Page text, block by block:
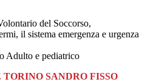
del Soccorso,
il sistema emergenza e urgenza
Adulto e pediatrico
SANDRO FISSO